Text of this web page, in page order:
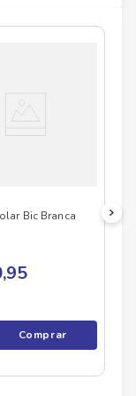
Bic Branca
Comprar